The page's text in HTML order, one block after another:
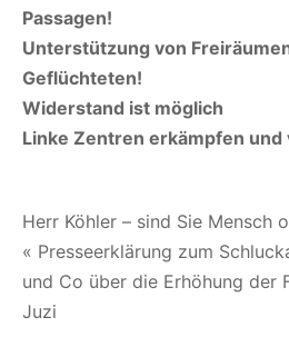
Passagen!
Unterstützung von
Geflüchteten!
Widerstand ist möglich
Linke Zentren erkämpfen
Beitragsnavigation
Herr Köhler – sind Sie Mensch
« Presseerklärung zum
und Co über die Erhöhung der
Juzi